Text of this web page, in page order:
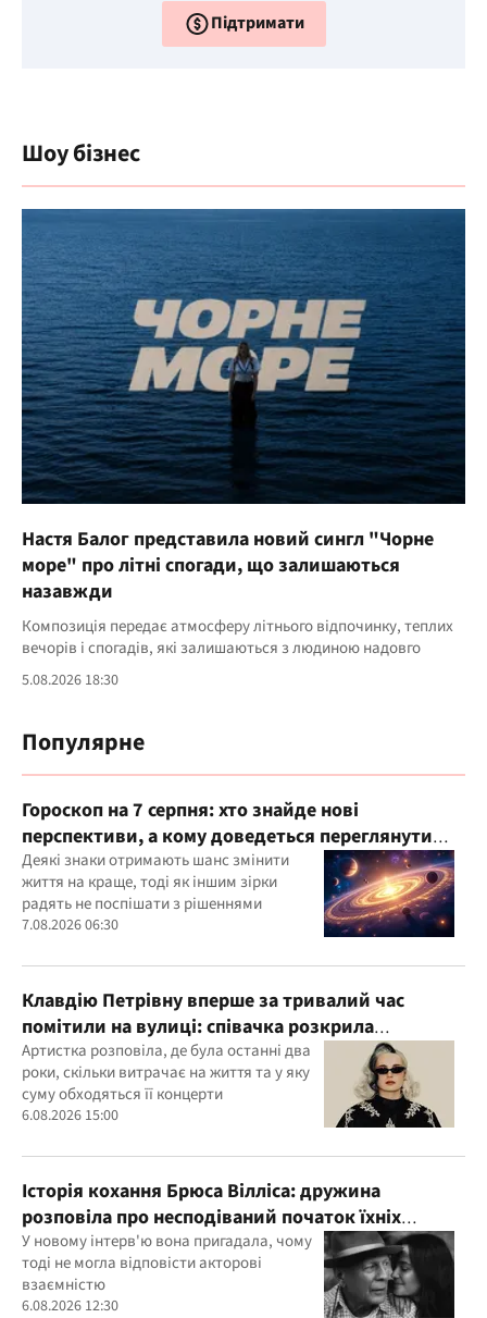
Підтримати
Шоу бізнес
Настя Балог представила новий сингл "Чорне
море" про літні спогади, що залишаються
назавжди
Композиція передає атмосферу літнього відпочинку, теплих
вечорів і спогадів, які залишаються з людиною надовго
5.08.2026 18:30
Популярне
Гороскоп на 7 серпня: хто знайде нові
перспективи, а кому доведеться переглянути
свої пріоритети
Деякі знаки отримають шанс змінити
життя на краще, тоді як іншим зірки
радять не поспішати з рішеннями
7.08.2026 06:30
Клавдію Петрівну вперше за тривалий час
помітили на вулиці: співачка розкрила
подробиці свого життя
Артистка розповіла, де була останні два
роки, скільки витрачає на життя та у яку
суму обходяться її концерти
6.08.2026 15:00
Історія кохання Брюса Вілліса: дружина
розповіла про несподіваний початок їхніх
стосунків
У новому інтерв'ю вона пригадала, чому
тоді не могла відповісти акторові
взаємністю
6.08.2026 12:30